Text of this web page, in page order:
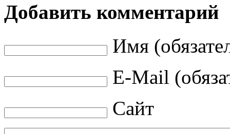
Добавить комментарий
Имя
E-Mail
Сайт